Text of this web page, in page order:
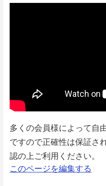
多くの会員様によって自
ですので正確性は保証さ
認の上ご利用ください。
このページを編集する